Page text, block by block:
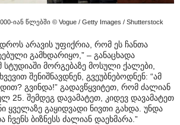
იან წლებში © Vogue / Getty Images / Shutterstock
არავის უფიქრია, რომ ეს ჩანთა
გამხდარიყო,” – განაცხადა
სტუდიაში მორგებაზე მოსული ქალები,
შენიშნავდნენ, გვეუბნებოდნენ: “ამ
გვინდა!” გადავწყვიტეთ, რომ ძალიან
25. შემდეგ დავამატეთ, კიდევ დავამატეთ
გაყიდვადი ნივთი გახდა. უნდა
ჩვენს ბიზნესს ძალიან დაეხმარა.”